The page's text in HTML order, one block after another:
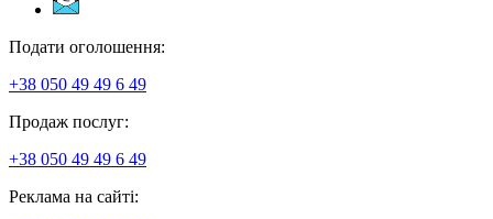
Подати оголошення:
+38 050 49 49 6 49
Продаж послуг:
+38 050 49 49 6 49
Реклама на сайті: